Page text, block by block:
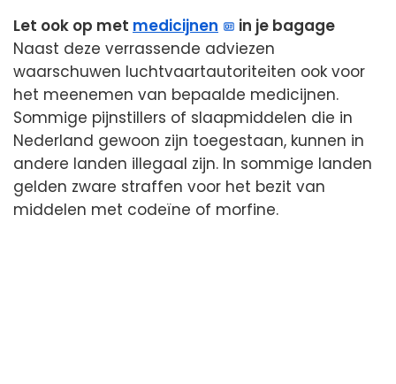
Let ook op met medicijnen
in je bagage
Naast deze verrassende adviezen
waarschuwen luchtvaartautoriteiten ook voor
het meenemen van bepaalde medicijnen.
Sommige pijnstillers of slaapmiddelen die in
Nederland gewoon zijn toegestaan, kunnen in
andere landen illegaal zijn. In sommige landen
gelden zware straffen voor het bezit van
middelen met codeïne of morfine.